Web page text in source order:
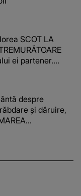
SCOT LA
ei partener.
și ascunsă în
rău că nu am
pentru ea și..."
despre
și dăruire,
anilor: "De